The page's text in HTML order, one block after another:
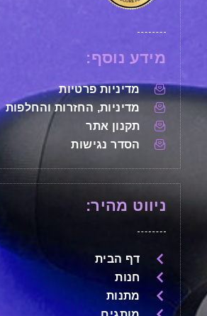
מידע נוסף:
מדיניות פרטיות
מדיניות, החזרות והחלפות
תקנון אתר
הסדר נגישות
ניווט מהיר:
דף הבית
חנות
מתנות